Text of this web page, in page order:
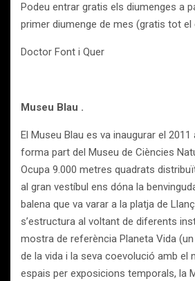
Podeu entrar gratis els diumenges a
primer diumenge de mes (gratis tot el
Doctor Font i Quer
Museu Blau .
El Museu Blau es va inaugurar el
forma part del Museu de Ciències
Ocupa 9.000 metres quadrats
al gran vestíbul ens dóna la
balena que va varar a la platja de
s’estructura al voltant de diferents
mostra de referència Planeta Vida
de la vida i la seva coevolució amb el
espais per exposicions temporals, la